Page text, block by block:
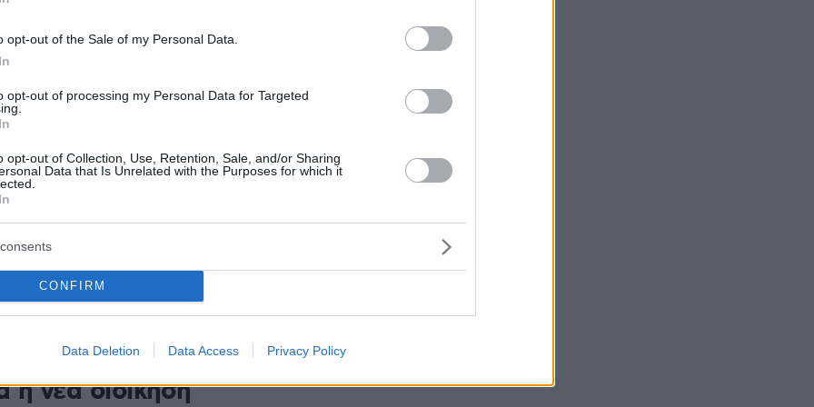
opt-out of the Sale of my Personal Data.
opt-out of processing my Personal Data for Targeted
opt-out of Collection, Use, Retention, Sale, and/or Sharing
Data that Is Unrelated with the Purposes for which it
CONFIRM
Data Deletion Data Access Privacy Policy
από την Κιβωτό ο
ο «Πασχάλης» και τρεις
συνεργάτες του πατέρα
την Αλεξάνδρα Μαρτίνου απομάκρυνε
πέντε πρόσωπα - Η αξιολόγηση του προσωπικού
22
τις «γκρίζες ζώνες» στα
της «Κιβωτού» - Παρέλαβε
η νέα διοίκηση